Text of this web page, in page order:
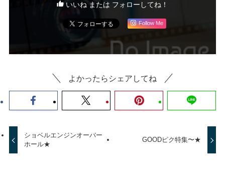
いいね または フォローしてね！
Follow Me
よかったらシェアしてね
ショベルエンジンオーバー
ホール★
GOODピク特集〜★